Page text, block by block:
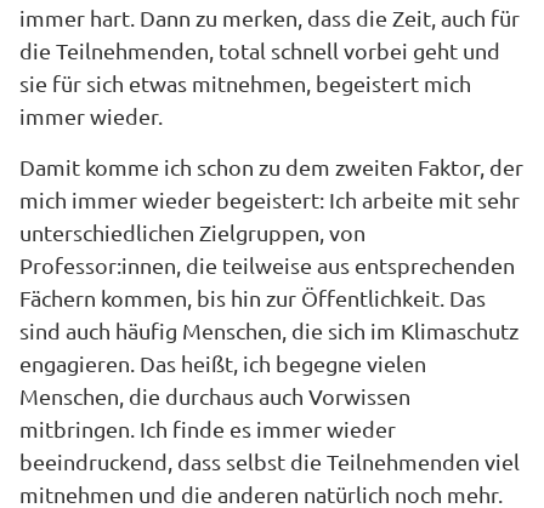
immer hart. Dann zu merken, dass die Zeit, auch für
die Teilnehmenden, total schnell vorbei geht und
sie für sich etwas mitnehmen, begeistert mich
immer wieder.
Damit komme ich schon zu dem zweiten Faktor, der
mich immer wieder begeistert: Ich arbeite mit sehr
unterschiedlichen Zielgruppen, von
Professor:innen, die teilweise aus entsprechenden
Fächern kommen, bis hin zur Öffentlichkeit. Das
sind auch häufig Menschen, die sich im Klimaschutz
engagieren. Das heißt, ich begegne vielen
Menschen, die durchaus auch Vorwissen
mitbringen. Ich finde es immer wieder
beeindruckend, dass selbst die Teilnehmenden viel
mitnehmen und die anderen natürlich noch mehr.